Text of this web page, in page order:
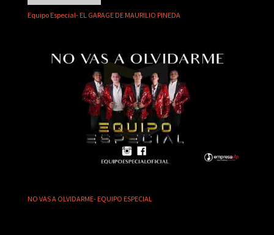
Equipo Especial- EL GARAGE DE MAURILIO PINEDA
NO VAS A OLVIDARME- EQUIPO ESPECIAL